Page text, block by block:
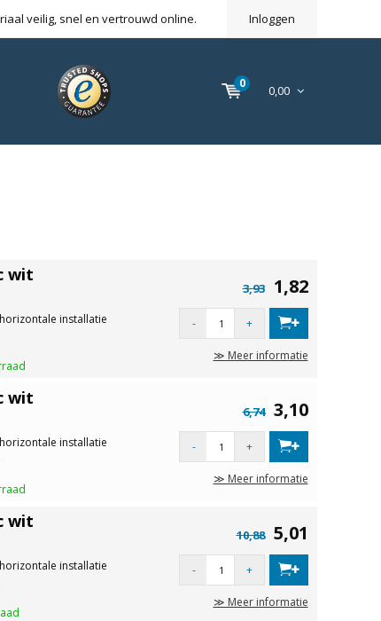
veilig, snel en vertrouwd online. Inloggen
0 0,00
wit
installatie
3,93 1,82
- +
≫ Meer informatie
wit
installatie
6,74 3,10
- +
≫ Meer informatie
wit
installatie
10,88 5,01
- +
≫ Meer informatie